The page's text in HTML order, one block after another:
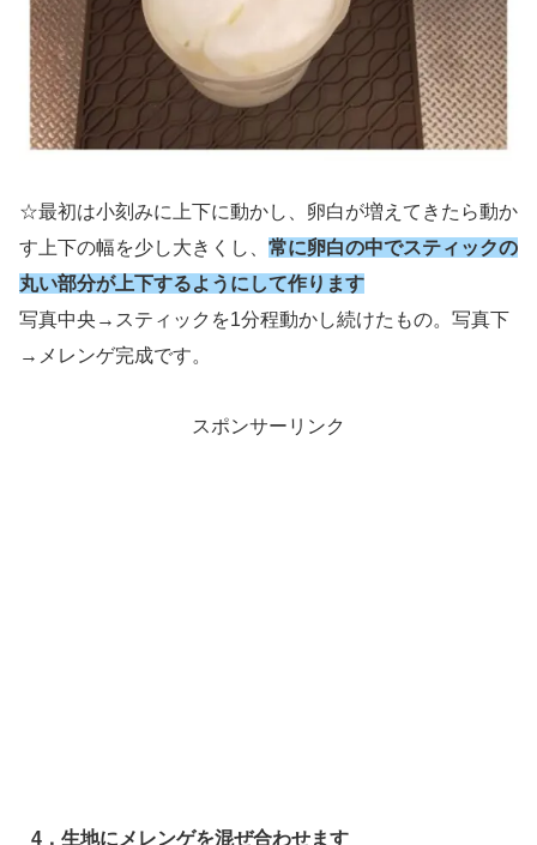
☆最初は小刻みに上下に動かし、卵白が増えてきたら動か
す上下の幅を少し大きくし、 常に卵白の中でスティックの
丸い部分が上下するようにして作ります
写真中央→スティックを1分程動かし続けたもの。写真下
→メレンゲ完成です。
スポンサーリンク
4．生地にメレンゲを混ぜ合わせます